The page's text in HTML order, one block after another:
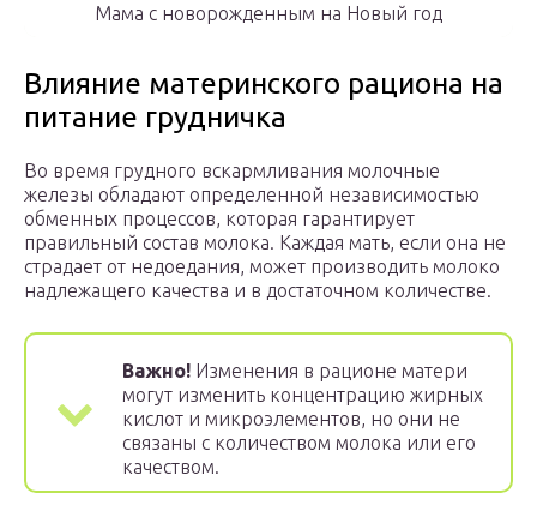
Мама с новорожденным на Новый год
Влияние материнского рациона на
питание грудничка
Во время грудного вскармливания молочные
железы обладают определенной независимостью
обменных процессов, которая гарантирует
правильный состав молока. Каждая мать, если она не
страдает от недоедания, может производить молоко
надлежащего качества и в достаточном количестве.
Важно! Изменения в рационе матери
могут изменить концентрацию жирных
кислот и микроэлементов, но они не
связаны с количеством молока или его
качеством.